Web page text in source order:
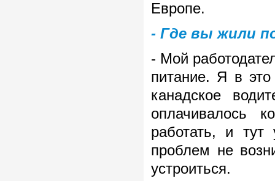
Европе.
- Где вы жили
- Мой
питание. Я в
канадское
оплачивалось
работать, и
проблем не
устроиться.